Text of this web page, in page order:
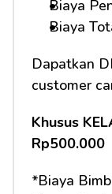
Biaya
Biaya
Dapatkan
customer
Khusus
Rp500.000
*Biaya